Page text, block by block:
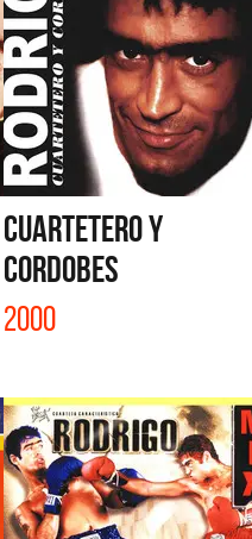
CUARTETERO Y
CORDOBES
2000